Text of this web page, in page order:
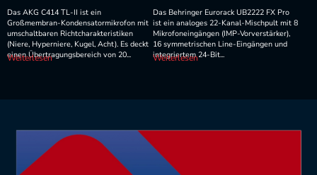
Das AKG C414 TL-II ist ein
Großmembran-Kondensatormikrofon mit
umschaltbaren Richtcharakteristiken
(Niere, Hyperniere, Kugel, Acht). Es deckt
einen Übertragungsbereich von 20...
Weiterlesen
Das Behringer Eurorack UB2222 FX Pro
ist ein analoges 22-Kanal-Mischpult mit 8
Mikrofoneingängen (IMP-Vorverstärker),
16 symmetrischen Line-Eingängen und
integriertem 24-Bit...
Weiterlesen